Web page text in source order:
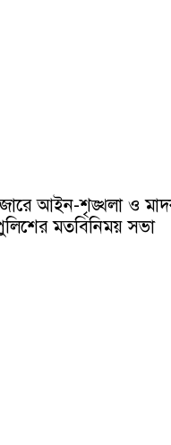
আইন-শৃঙ্খলা ও
পুলিশের মতবিনিময় সভা